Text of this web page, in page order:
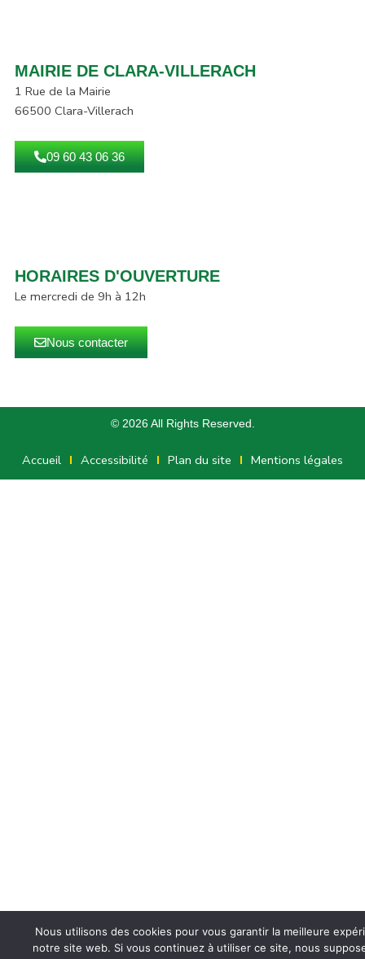
MAIRIE DE CLARA-VILLERACH
1 Rue de la Mairie
66500 Clara-Villerach
09 60 43 06 36
HORAIRES D'OUVERTURE
Le mercredi de 9h à 12h
Nous contacter
© 2026 All Rights Reserved.
Accueil Accessibilité Plan du site Mentions légales
Nous utilisons des cookies pour vous garantir la meilleure
notre site web. Si vous continuez à utiliser ce site, nous